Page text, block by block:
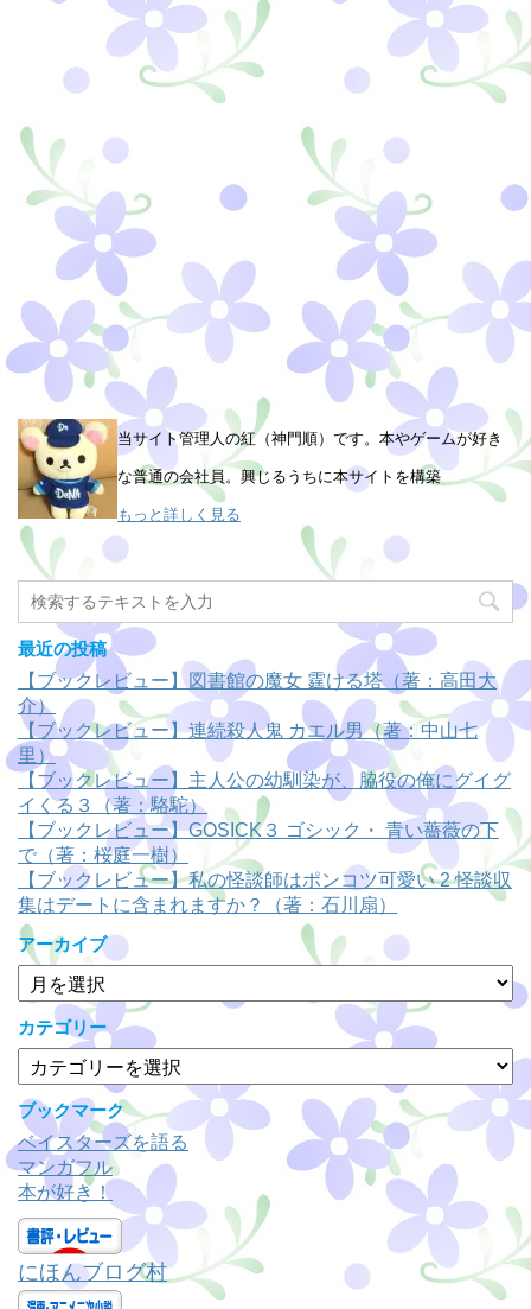
当サイト管理人の紅（神門順）です。本やゲームが好き
な普通の会社員。興じるうちに本サイトを構築
もっと詳しく見る
最近の投稿
【ブックレビュー】図書館の魔女 霆ける塔（著：高田大
介）
【ブックレビュー】連続殺人鬼 カエル男（著：中山七
里）
【ブックレビュー】主人公の幼馴染が、脇役の俺にグイグ
イくる３（著：駱駝）
【ブックレビュー】GOSICK３ ゴシック・ 青い薔薇の下
で（著：桜庭一樹）
【ブックレビュー】私の怪談師はポンコツ可愛い 2 怪談収
集はデートに含まれますか？（著：石川扇）
アーカイブ
ア
ー
カ
イ
ブ
カテゴリー
テ
ゴ
リ
ー
ブックマーク
ベイスターズを語る
マンガフル
本が好き！
にほんブログ村